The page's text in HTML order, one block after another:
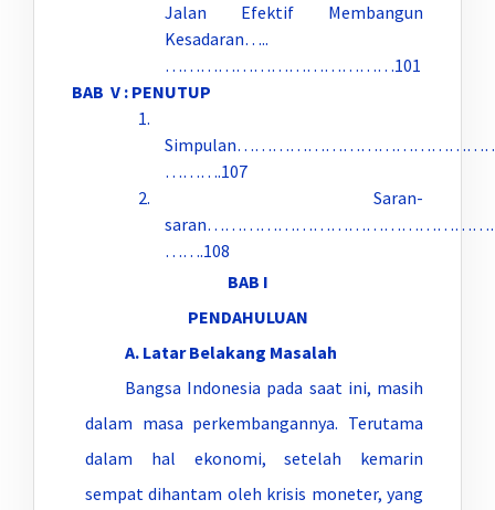
Jalan Efektif Membangun
Kesadaran…..
…………………………………101
BAB V : PENUTUP
1.
……….107
2. Saran-
…….108
BAB I
PENDAHULUAN
A. Latar Belakang Masalah
Bangsa Indonesia pada saat ini, masih
dalam masa perkembangannya. Terutama
dalam hal ekonomi, setelah kemarin
sempat dihantam oleh krisis moneter, yang